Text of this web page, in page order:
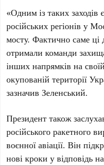
«Одним із таких
російських регіонів у
мосту. Фактично саме ці
отримали команди
інших напрямків на
окупованій території
зазначивЗеленський.
Президент також
російського ракетного
воєнної авіації. Він
нові кроки у відповідь